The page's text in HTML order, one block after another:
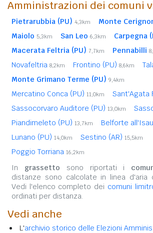
Amministrazioni dei comuni
Pietrarubbia (PU) 4,3km Monte
Maiolo 5,3km San Leo 6,3km Carpegna
Macerata Feltria (PU) 7,7km Pennabilli
Novafeltria 8,2km Frontino (PU) 8,6km
Monte Grimano Terme (PU) 9,4km
Mercatino Conca (PU) 11,0km Sant'Agata
Sassocorvaro Auditore (PU) 13,0km
Piandimeleto (PU) 13,7km Belforte
Lunano (PU) 14,0km Sestino (AR) 15,5km
Poggio Torriana 16,2km
In grassetto sono riportati i
distanze sono calcolate in linea d'aria
Vedi l'elenco completo dei comuni
ordinati per distanza.
Vedi anche
L'archivio storico delle Elezioni